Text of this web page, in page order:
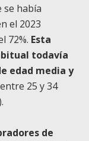
se había
el 2023
72%. Esta
todavía
edad media y
25 y 34
de